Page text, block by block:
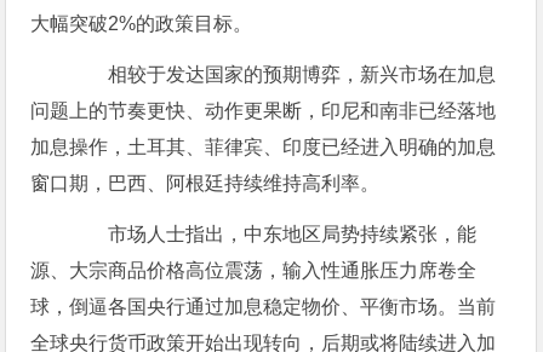
大幅突破2%的政策目标。
相较于发达国家的预期博弈，新兴市场在加息
问题上的节奏更快、动作更果断，印尼和南非已经落地
加息操作，土耳其、菲律宾、印度已经进入明确的加息
窗口期，巴西、阿根廷持续维持高利率。
市场人士指出，中东地区局势持续紧张，能
源、大宗商品价格高位震荡，输入性通胀压力席卷全
球，倒逼各国央行通过加息稳定物价、平衡市场。当前
全球央行货币政策开始出现转向，后期或将陆续进入加